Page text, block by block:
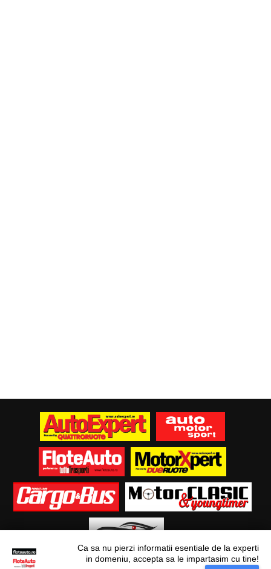
Ca sa nu pierzi informatii esentiale de la experti
in domeniu, accepta sa le impartasim cu tine!